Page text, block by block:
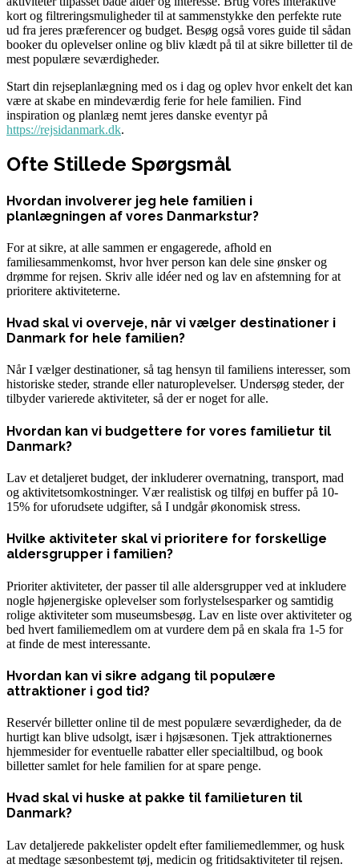
kort og filtreringsmuligheder til at sammenstykke den perfekte rute
ud fra jeres præferencer og budget. Besøg også vores guide til sådan
booker du oplevelser online og bliv klædt på til at sikre billetter til de
mest populære seværdigheder.
Start din rejseplanlægning med os i dag og oplev hvor enkelt det kan
være at skabe en mindeværdig ferie for hele familien. Find
inspiration og planlæg nemt jeres danske eventyr på
https://rejsidanmark.dk.
Ofte Stillede Spørgsmål
Hvordan involverer jeg hele familien i
planlægningen af vores Danmarkstur?
For at sikre, at alle sammen er engagerede, afhold en
familiesammenkomst, hvor hver person kan dele sine ønsker og
drømme for rejsen. Skriv alle idéer ned og lav en afstemning for at
prioritere aktiviteterne.
Hvad skal vi overveje, når vi vælger destinationer i
Danmark for hele familien?
Når I vælger destinationer, så tag hensyn til familiens interesser, som
historiske steder, strande eller naturoplevelser. Undersøg steder, der
tilbyder varierede aktiviteter, så der er noget for alle.
Hvordan kan vi budgettere for vores familietur til
Danmark?
Lav et detaljeret budget, der inkluderer overnatning, transport, mad
og aktivitetsomkostninger. Vær realistisk og tilføj en buffer på 10-
15% for uforudsete udgifter, så I undgår økonomisk stress.
Hvilke aktiviteter skal vi prioritere for forskellige
aldersgrupper i familien?
Prioriter aktiviteter, der passer til alle aldersgrupper ved at inkludere
nogle højenergiske oplevelser som forlystelsesparker og samtidig
rolige aktiviteter som museumsbesøg. Lav en liste over aktiviteter og
bed hvert familiemedlem om at vurdere dem på en skala fra 1-5 for
at finde de mest interessante.
Hvordan kan vi sikre adgang til populære
attraktioner i god tid?
Reservér billetter online til de mest populære seværdigheder, da de
hurtigt kan blive udsolgt, især i højsæsonen. Tjek attraktionernes
hjemmesider for eventuelle rabatter eller specialtilbud, og book
billetter samlet for hele familien for at spare penge.
Hvad skal vi huske at pakke til familieturen til
Danmark?
Lav detaljerede pakkelister opdelt efter familiemedlemmer, og husk
at medtage sæsonbestemt tøj, medicin og fritidsaktiviteter til rejsen.